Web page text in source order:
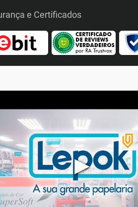
e Certificados
▶